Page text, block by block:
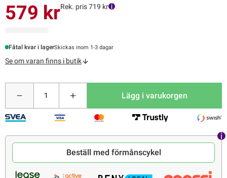
579 krRek. pris 719 kr
Fåtal kvar i lagerSkickas inom 1-3 dagar
Se om varan finns i butik
Lägg i varukorgen
Beställ med förmånscykel